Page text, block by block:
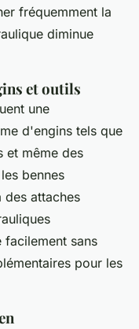
fréquemment la
diminue
et outils
une
d'engins tels que
et même des
bennes
des attaches
facilement sans
pour les